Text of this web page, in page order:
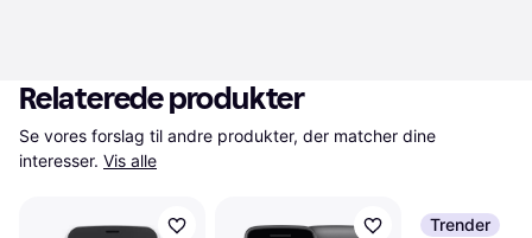
Relaterede produkter
Se vores forslag til andre produkter, der matcher dine
interesser. Vis alle
Trender